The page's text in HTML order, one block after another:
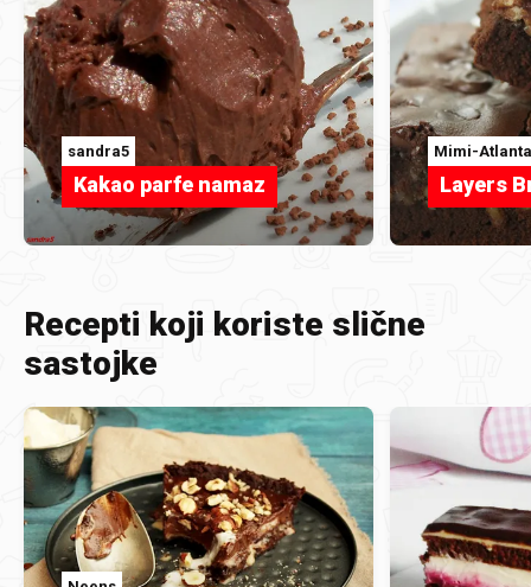
sandra5
Kakao parfe namaz
Mimi-Atlanta
Layers
Recepti koji koriste slične
sastojke